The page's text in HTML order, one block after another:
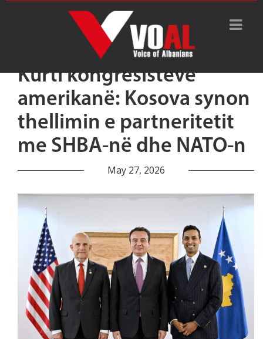
Kurti kongresistëve
amerikanë: Kosova synon
thellimin e partneritetit
me SHBA-në dhe NATO-n
May 27, 2026